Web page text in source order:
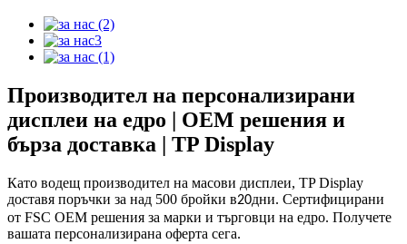
Производител на персонализирани
дисплеи на едро | OEM решения и
бърза доставка | TP Display
Като водещ производител на масови дисплеи, TP Display
доставя поръчки за над 500 бройки в20дни. Сертифицирани
от FSC OEM решения за марки и търговци на едро. Получете
вашата персонализирана оферта сега.